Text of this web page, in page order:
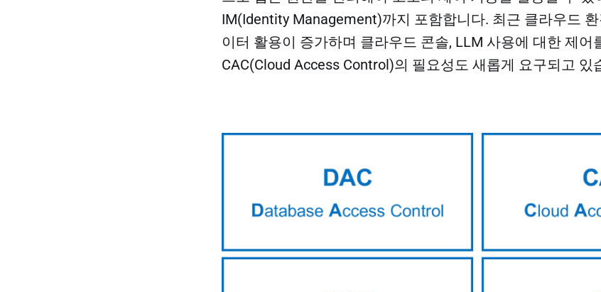
IM(Identity Management)까지 포함합니다. 최근 클라우드 환
이터 활용이 증가하며 클라우드 콘솔, LLM 사용에 대한 제어
CAC(Cloud Access Control)의 필요성도 새롭게 요구되고 있